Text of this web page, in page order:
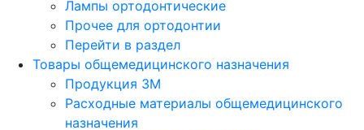
Лампы ортодонтические
Прочее для ортодонтии
Перейти в раздел
Товары общемедицинского назначения
Продукция 3М
Расходные материалы общемедицинского
назначения